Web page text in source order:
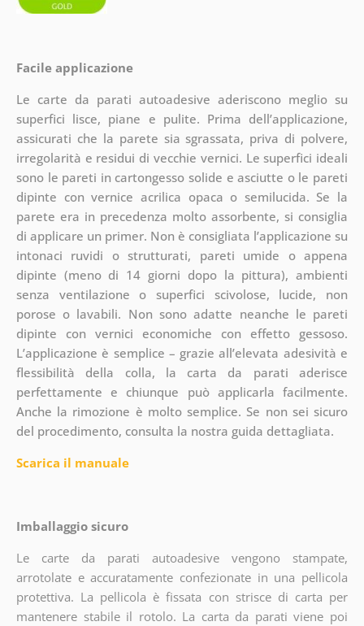
Facile applicazione
Le carte da parati autoadesive aderiscono meglio su
superfici lisce, piane e pulite. Prima dell’applicazione,
assicurati che la parete sia sgrassata, priva di polvere,
irregolarità e residui di vecchie vernici. Le superfici ideali
sono le pareti in cartongesso solide e asciutte o le pareti
dipinte con vernice acrilica opaca o semilucida. Se la
parete era in precedenza molto assorbente, si consiglia
di applicare un primer. Non è consigliata l’applicazione su
intonaci ruvidi o strutturati, pareti umide o appena
dipinte (meno di 14 giorni dopo la pittura), ambienti
senza ventilazione o superfici scivolose, lucide, non
porose o lavabili. Non sono adatte neanche le pareti
dipinte con vernici economiche con effetto gessoso.
L’applicazione è semplice – grazie all’elevata adesività e
flessibilità della colla, la carta da parati aderisce
perfettamente e chiunque può applicarla facilmente.
Anche la rimozione è molto semplice. Se non sei sicuro
del procedimento, consulta la nostra guida dettagliata.
Scarica il manuale
Imballaggio sicuro
Le carte da parati autoadesive vengono stampate,
arrotolate e accuratamente confezionate in una pellicola
protettiva. La pellicola è fissata con strisce di carta per
mantenere stabile il rotolo. La carta da parati viene poi